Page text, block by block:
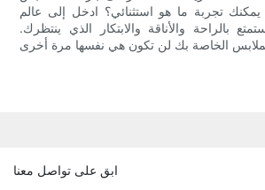
يمكنك تجربة ما هو استثنائي؟ ادخل إلى عالم
بالراحة والأناقة والابتكار الذي ينتظرك.
ابق على تواصل معنا